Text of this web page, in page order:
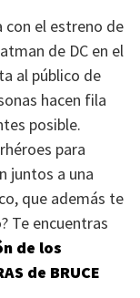
con el estreno de
de DC en el
al público de
hacen fila
posible.
para
juntos a una
que además te
Te encuentras
de los
de BRUCE